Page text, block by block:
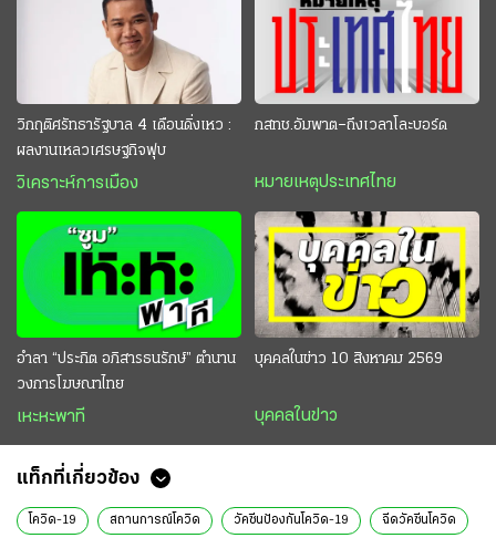
วิกฤติศรัทธารัฐบาล 4 เดือนดิ่งเหว :
ผลงานเหลวเศรษฐกิจฟุบ
วิเคราะห์การเมือง
กสทช.อัมพาต–ถึงเวลาโละบอร์ด
หมายเหตุประเทศไทย
อำลา “ประกิต อภิสารธนรักษ์” ตำนาน
วงการโฆษณาไทย
เหะหะพาที
บุคคลในข่าว 10 สิงหาคม 2569
บุคคลในข่าว
แท็กที่เกี่ยวข้อง
โควิด-19 สถานการณ์โควิด วัคซีนป้องกันโควิด-19 ฉีดวัคซีนโควิด